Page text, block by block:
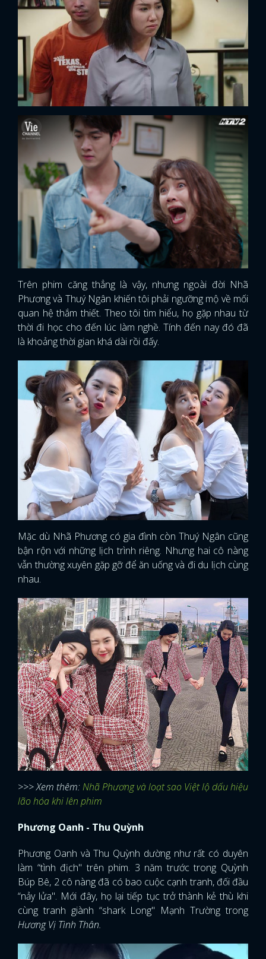
Trên phim căng thẳng là vậy, nhưng ngoài đời Nhã
Phương và Thuý Ngân khiến tôi phải ngưỡng mộ về mối
quan hệ thắm thiết. Theo tôi tìm hiểu, họ gặp nhau từ
thời đi học cho đến lúc làm nghề. Tính đến nay đó đã
là khoảng thời gian khá dài rồi đấy.
Mặc dù Nhã Phương có gia đình còn Thuý Ngân cũng
bận rộn với những lịch trình riêng. Nhưng hai cô nàng
vẫn thường xuyên gặp gỡ để ăn uống và đi du lịch cùng
nhau.
>>> Xem thêm:Nhã Phương và loạt sao Việt lộ dấu hiệu
lão hóa khi lên phim
Phương Oanh - Thu Quỳnh
Phương Oanh và Thu Quỳnh dường như rất có duyên
làm “tình địch" trên phim. 3 năm trước trong Quỳnh
Búp Bê, 2 cô nàng đã có bao cuộc cạnh tranh, đối đầu
“nảy lửa". Mới đây, họ lại tiếp tục trở thành kẻ thù khi
cùng tranh giành “shark Long" Mạnh Trường trong
Hương Vị Tình Thân.